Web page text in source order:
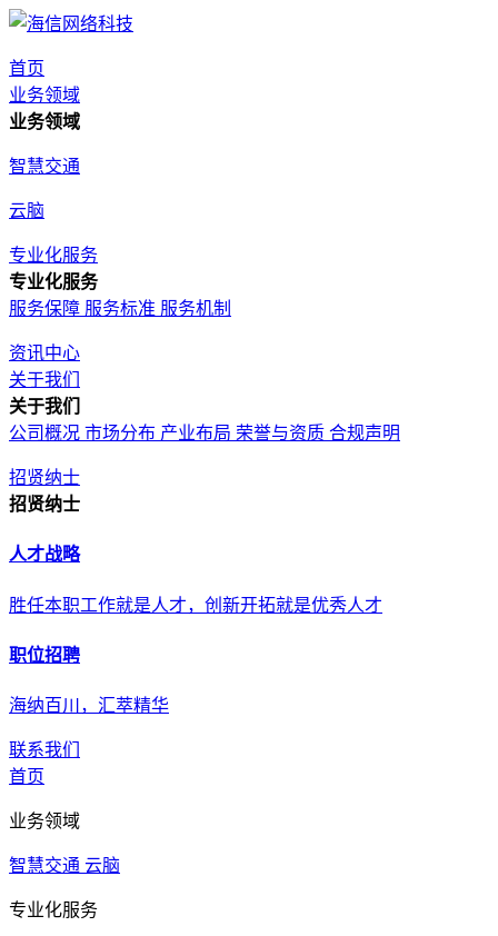
首页
业务领域
业务领域
智慧交通
云脑
专业化服务
专业化服务
服务保障 服务标准 服务机制
资讯中心
关于我们
关于我们
公司概况 市场分布 产业布局 荣誉与资质 合规声明
招贤纳士
招贤纳士
人才战略
胜任本职工作就是人才，创新开拓就是优秀人才
职位招聘
海纳百川，汇萃精华
联系我们
首页
业务领域
智慧交通 云脑
专业化服务